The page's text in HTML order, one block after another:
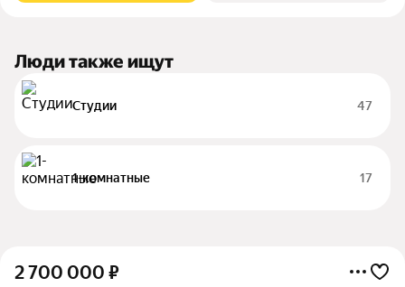
Люди также ищут
Студии 47
1-комнатные 17
2 700 000 ₽